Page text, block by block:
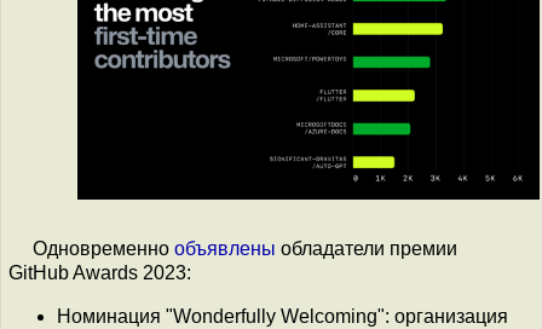
Одновременно объявлены обладатели премии
GitHub Awards 2023:
Номинация "Wonderfully Welcoming": организация